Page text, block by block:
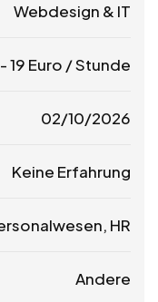
Webdesign & IT
-19 Euro / Stunde
02/10/2026
Keine Erfahrung
HR
Andere